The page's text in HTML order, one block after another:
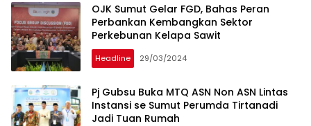
OJK Sumut Gelar FGD, Bahas Peran
Perbankan Kembangkan Sektor
Perkebunan Kelapa Sawit
Headline 29/03/2024
Pj Gubsu Buka MTQ ASN Non ASN Lintas
Instansi se Sumut Perumda Tirtanadi
Jadi Tuan Rumah